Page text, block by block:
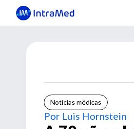
Noticias médicas
Por Luis Hornstein